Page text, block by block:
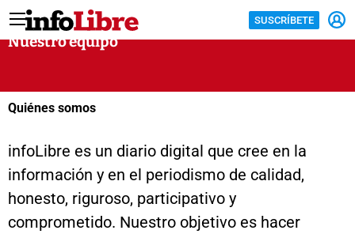
SUSCRÍBETE
Nuestro equipo
Quiénes somos
infoLibre es un diario digital que cree en la
información y en el periodismo de calidad,
honesto, riguroso, participativo y
comprometido. Nuestro objetivo es hacer